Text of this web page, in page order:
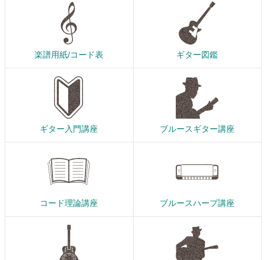
楽譜用紙/コード表 ギター図鑑
ギター入門講座 ブルースギター講座
コード理論講座 ブルースハープ講座